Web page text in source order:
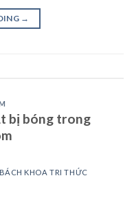
→
bị bóng trong
BÁCH KHOA TRI THỨC